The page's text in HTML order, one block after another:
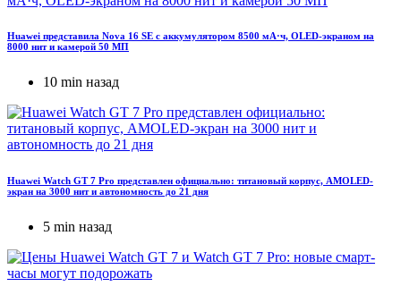
Huawei представила Nova 16 SE с аккумулятором 8500 мА·ч, OLED-экраном на
8000 нит и камерой 50 МП
10 min назад
Huawei Watch GT 7 Pro представлен официально: титановый корпус, AMOLED-
экран на 3000 нит и автономность до 21 дня
5 min назад